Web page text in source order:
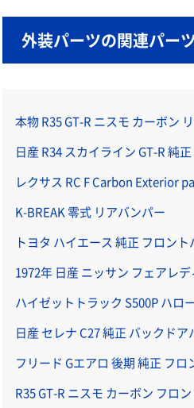
外装パーツの関連パー
本物 R35 GT-R ニスモ カーボン
日産 R34 スカイライン GT-R 純
レクサス RC F Carbon Exterior
K-BREAK 零式 リアバンパー
トヨタ ハイエース 純正 フロン
1972年 日産 ニッサン フェアレ
ハイゼットトラック S500P ハロ
日産 セレナ C27 純正 バックド
フリード Gエアロ 後期 純正 フ
R35 GT-R ニスモ カーボン フロ